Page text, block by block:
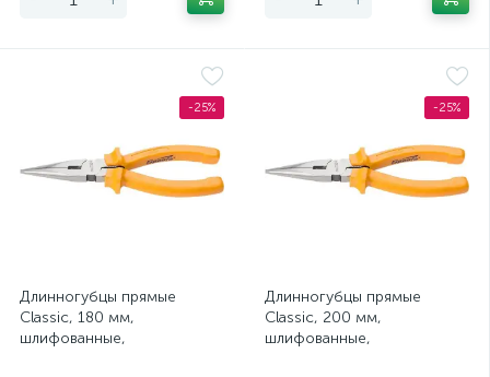
-25%
Длинногубцы прямые
Classic, 180 мм,
шлифованные,
-25%
Длинногубцы прямые
Classic, 200 мм,
шлифованные,